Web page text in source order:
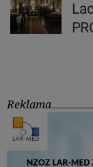
Reklama